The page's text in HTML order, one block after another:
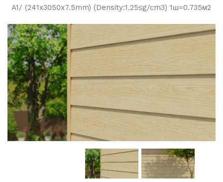
A1/ (241x3050x7.5mm) (Density:1.25≤g/cm3) 1ш=0.735м2